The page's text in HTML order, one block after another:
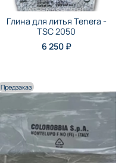
Глина для литья Tenera -
TSC 2050
6 250 ₽
Предзаказ